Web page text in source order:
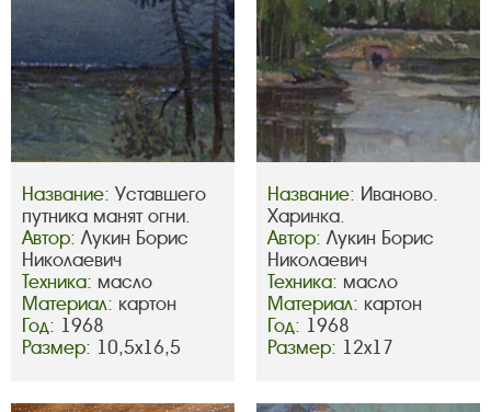
Название: Уставшего
путника манят огни.
Автор: Лукин Борис
Николаевич
Техника: масло
Материал: картон
Год: 1968
Размер: 10,5х16,5
Название: Иваново.
Харинка.
Автор: Лукин Борис
Николаевич
Техника: масло
Материал: картон
Год: 1968
Размер: 12х17